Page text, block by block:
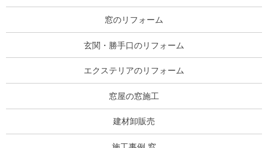
窓のリフォーム
玄関・勝手口のリフォーム
エクステリアのリフォーム
窓屋の窓施工
建材卸販売